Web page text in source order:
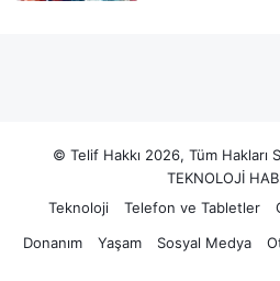
© Telif Hakkı 2026, Tüm Hakları
TEKNOLOJİ
Teknoloji
Telefon ve Tabletler
Donanım
Yaşam Sosyal Medya